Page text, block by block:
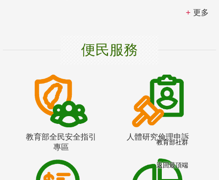
更多
便民服務
教育部全民安全指引
專區
人體研究倫理申訴
教育部社群
返回最頂端